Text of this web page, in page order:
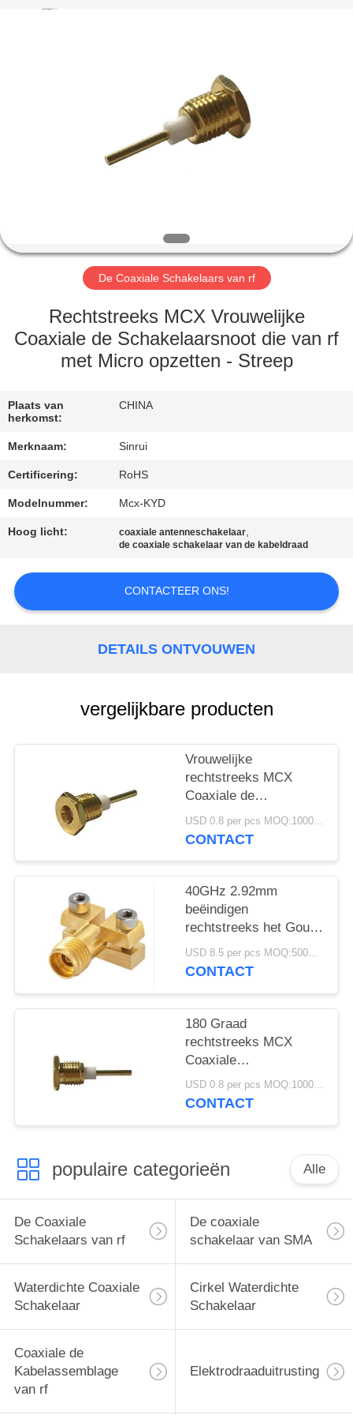
PRODUCTEN
FABRIEKSREIS
KWALITEITSCONTROLE
CONTACTEER
EEN
CITAAT
PRIVACY
De Coaxiale Schakelaars van rf
Rechtstreeks MCX Vrouwelijke
Coaxiale de Schakelaarsnoot die van rf
met Micro opzetten - Streep
Plaats van
herkomst:
CHINA
Merknaam: Sinrui
Certificering: RoHS
Modelnummer: Mcx-KYD
Hoog licht: coaxiale antenneschakelaar,
de coaxiale schakelaar van de kabeldraad
CONTACTEER ONS!
DETAILS ONTVOUWEN
vergelijkbare producten
Vrouwelijke
rechtstreeks MCX
Coaxiale de
Schakelaarsnoot die
van rf met Micro-
USD 0.8 per pcs MOQ:1000 PCs
CONTACT
40GHz 2.92mm
beëindigen
rechtstreeks het Goud
van de
Lanceringsschakelaar
USD 8.5 per pcs MOQ:500PCS
CONTACT
180 Graad
rechtstreeks MCX
Coaxiale
Schakelaarsnoot die
500 Cyles opzetten
USD 0.8 per pcs MOQ:1000 PCs
CONTACT
populaire categorieën Alle
De Coaxiale
Schakelaars van rf
De coaxiale
schakelaar van SMA
Waterdichte Coaxiale
Schakelaar
Cirkel Waterdichte
Schakelaar
Coaxiale de
Kabelassemblage
van rf
Elektrodraaduitrusting